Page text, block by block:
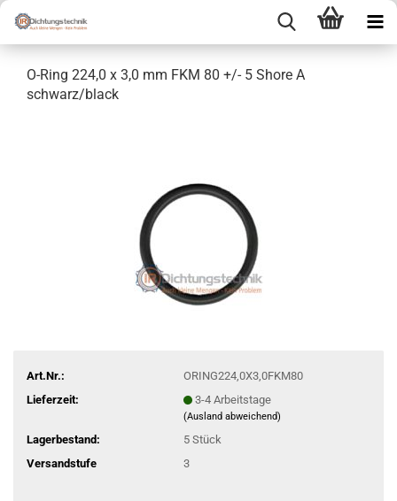
O-Ring 224,0 x 3,0 mm FKM 80 +/- 5 Shore A
schwarz/black
Art.Nr.:
ORING224,0X3,0FKM80
Lieferzeit:
3-4 Arbeitstage
(Ausland abweichend)
Lagerbestand: 5 Stück
Versandstufe
3